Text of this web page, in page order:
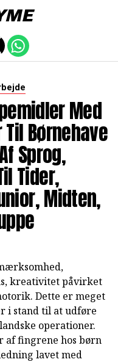
Med
Børnehave
Sprog,
Tider,
Midten,
kreativitet påvirket
Dette er meget
i stand til at udføre
operationer.
fingrene hos børn
lavet med